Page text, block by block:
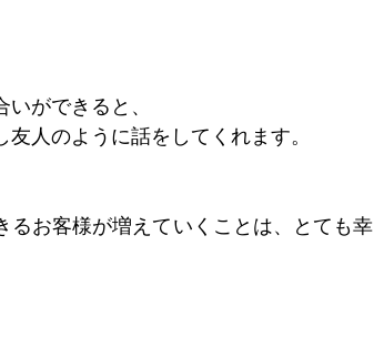
ができると、
人のように話をしてくれます。
お客様が増えていくことは、とても幸